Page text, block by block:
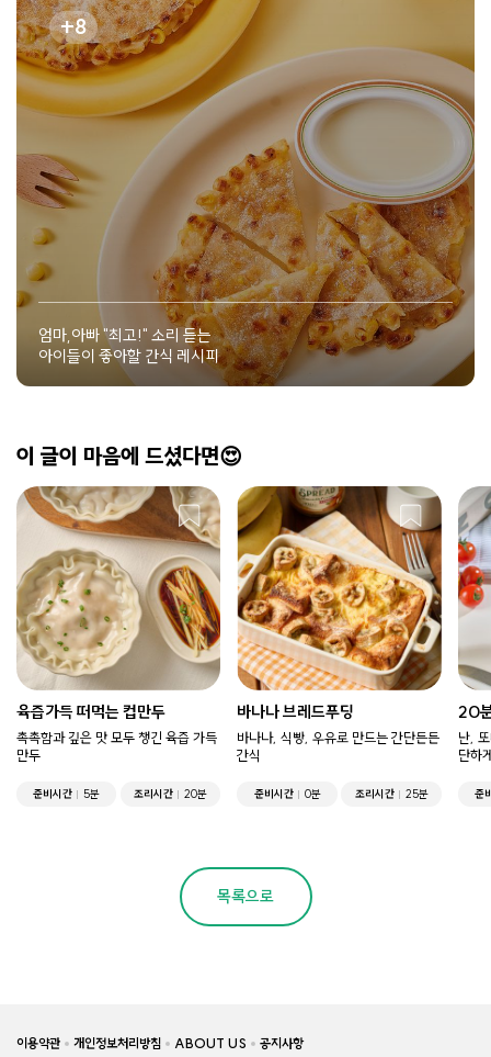
8
엄마,아빠 "최고!" 소리 듣는
아이들이 좋아할 간식 레시피
이 글이 마음에 드셨다면😍
육즙가득 떠먹는 컵만두
촉촉함과 깊은 맛 모두 챙긴 육즙 가득
만두
준비시간 5분 조리시간 20분
바나나 브레드푸딩
바나나, 식빵, 우유로 만드는 간단든든
간식
준비시간 0분 조리시간 25분
20
난,
단하
준
목록으로
이용약관 개인정보처리방침 ABOUT US 공지사항